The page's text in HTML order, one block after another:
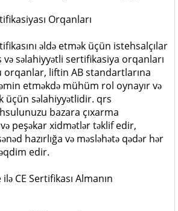
Orqanları
əldə etmək üçün istehsalçılar
səlahiyyətli sertifikasiya orqanları
orqanlar, liftin AB standartlarına
etməkdə mühüm rol oynayır və
üçün səlahiyyətlidir. qrs
bazara çıxarma
peşəkar xidmətlər təklif edir,
hazırlığa və məsləhətə qədər hər
edir.
CE Sertifikası Almanın